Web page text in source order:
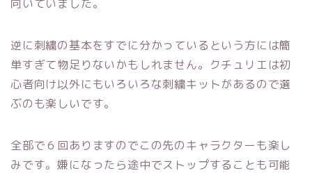
向いていました。
逆に刺繍の基本をすでに分かっているという方には簡
単すぎて物足りないかもしれません。クチュリエは初
心者向け以外にもいろいろな刺繍キットがあるので選
ぶのも楽しいです。
全部で６回ありますのでこの先のキャラクターも楽し
みです。嫌になったら途中でストップすることも可能